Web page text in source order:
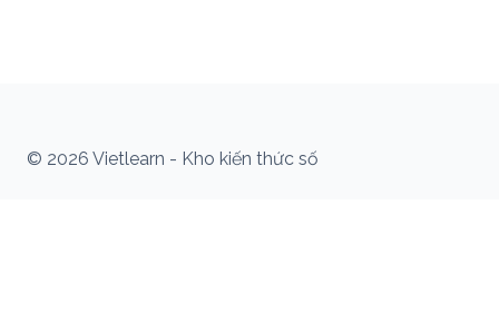
© 2026 Vietlearn - Kho kiến thức số